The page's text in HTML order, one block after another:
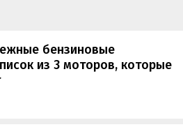
бензиновые
из 3 моторов, которые